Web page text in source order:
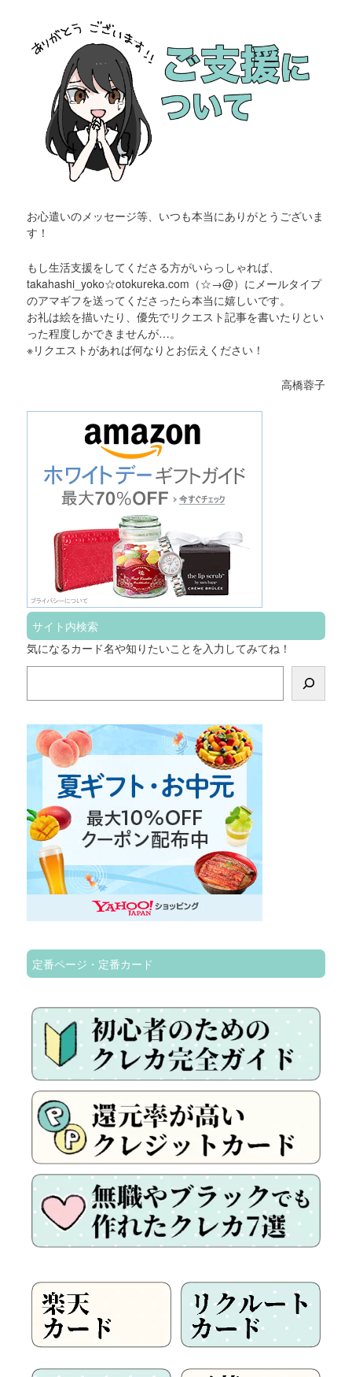
お心遣いのメッセージ等、いつも本当にありがとうございま
す！
もし生活支援をしてくださる方がいらっしゃれば、
takahashi_yoko☆otokureka.com（☆→@）にメールタイプ
のアマギフを送ってくださったら本当に嬉しいです。
お礼は絵を描いたり、優先でリクエスト記事を書いたりとい
った程度しかできませんが…。
※リクエストがあれば何なりとお伝えください！
高橋蓉子
サイト内検索
気になるカード名や知りたいことを入力してみてね！
定番ページ・定番カード